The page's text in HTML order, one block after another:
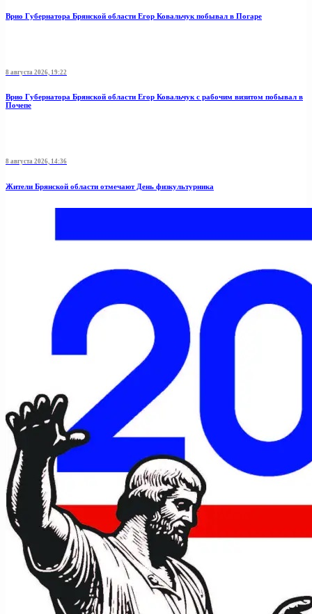
Врио Губернатора Брянской области Егор Ковальчук побывал в Погаре
8 августа 2026, 19:22
Врио Губернатора Брянской области Егор Ковальчук с рабочим визитом побывал в
Почепе
8 августа 2026, 14:36
Жители Брянской области отмечают День физкультурника